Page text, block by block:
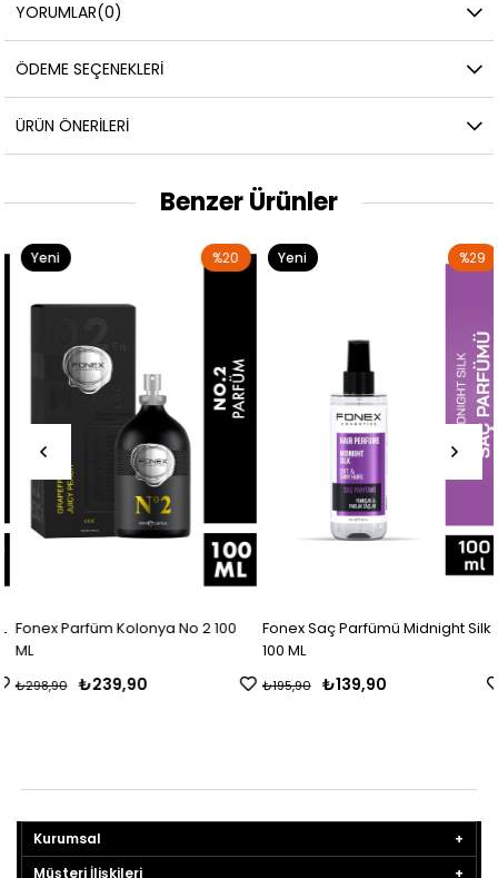
YORUMLAR(0)
ÖDEME SEÇENEKLERI
ÜRÜN ÖNERILERI
Benzer Ürünler
Fonex Parfüm Kolonya No 2 100
ML
₺239,90
₺298,90
%20
Yeni
Fonex Saç Parfümü Midnight Silk
100 ML
₺139,90
₺195,90
%29
Yeni
Kurumsal
Müşteri İlişkileri